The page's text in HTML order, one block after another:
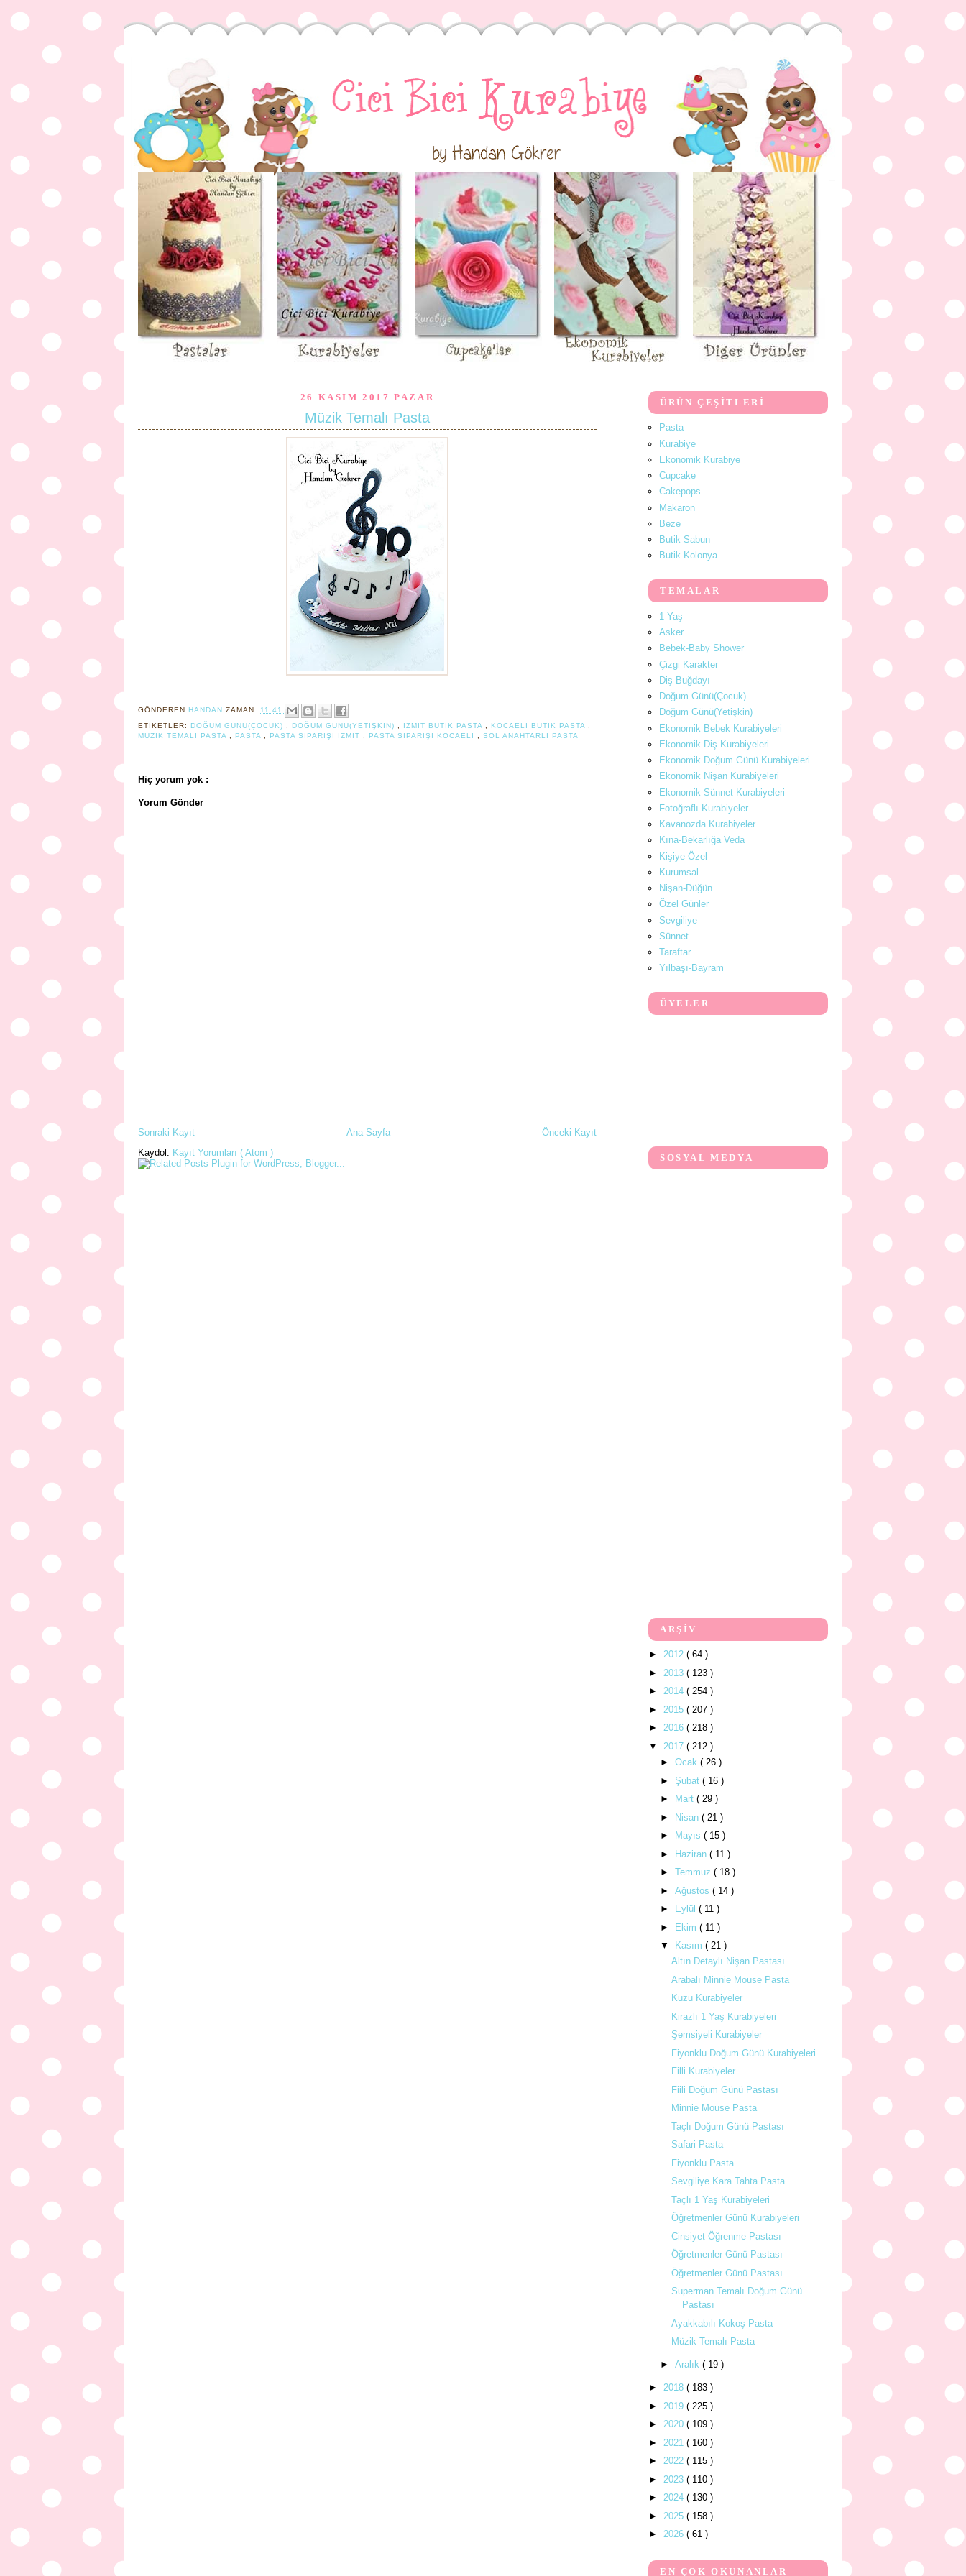
26 KASIM 2017 PAZAR
Müzik Temalı Pasta
GÖNDEREN HANDAN ZAMAN: 11:41
ETIKETLER: DOĞUM GÜNÜ(ÇOCUK) DOĞUM GÜNÜ(YETIŞKIN) IZMIT BUTIK PASTA KOCAELI BUTIK PASTA
MÜZIK TEMALI PASTA
PASTA PASTA SIPARIŞI IZMIT PASTA SIPARIŞI KOCAELI SOL ANAHTARLI PASTA
Hiç yorum yok :
Yorum Gönder
Sonraki Kayıt Önceki Kayıt
Ana Sayfa
Kaydol: Kayıt Yorumları ( Atom )
ÜRÜN ÇEŞİTLERİ
Pasta
Kurabiye
Ekonomik Kurabiye
Cupcake
Cakepops
Makaron
Beze
Butik Sabun
Butik Kolonya
TEMALAR
1 Yaş
Asker
Bebek-Baby Shower
Çizgi Karakter
Diş Buğdayı
Doğum Günü(Çocuk)
Doğum Günü(Yetişkin)
Ekonomik Bebek Kurabiyeleri
Ekonomik Diş Kurabiyeleri
Ekonomik Doğum Günü Kurabiyeleri
Ekonomik Nişan Kurabiyeleri
Ekonomik Sünnet Kurabiyeleri
Fotoğraflı Kurabiyeler
Kavanozda Kurabiyeler
Kına-Bekarlığa Veda
Kişiye Özel
Kurumsal
Nişan-Düğün
Özel Günler
Sevgiliye
Sünnet
Taraftar
Yılbaşı-Bayram
ÜYELER
SOSYAL MEDYA
ARŞİV
► 2012 ( 64 )
► 2013 ( 123 )
► 2014 ( 254 )
► 2015 ( 207 )
► 2016 ( 218 )
▼ 2017 ( 212 )
► Ocak ( 26 )
► Şubat ( 16 )
►
Mart ( 29 )
► Nisan ( 21 )
►
Mayıs ( 15 )
► Haziran ( 11 )
► Temmuz ( 18 )
► Ağustos ( 14 )
►
Eylül ( 11 )
► Ekim ( 11 )
▼
Kasım ( 21 )
Altın Detaylı Nişan Pastası
Arabalı Minnie Mouse Pasta
Kuzu Kurabiyeler
Kirazlı 1 Yaş Kurabiyeleri
Şemsiyeli Kurabiyeler
Fiyonklu Doğum Günü Kurabiyeleri
Filli Kurabiyeler
Fiili Doğum Günü Pastası
Minnie Mouse Pasta
Taçlı Doğum Günü Pastası
Safari Pasta
Fiyonklu Pasta
Sevgiliye Kara Tahta Pasta
Taçlı 1 Yaş Kurabiyeleri
Öğretmenler Günü Kurabiyeleri
Cinsiyet Öğrenme Pastası
Öğretmenler Günü Pastası
Öğretmenler Günü Pastası
Superman Temalı Doğum Günü
Pastası
Ayakkabılı Kokoş Pasta
Müzik Temalı Pasta
► Aralık ( 19 )
► 2018 ( 183 )
► 2019 ( 225 )
► 2020 ( 109 )
► 2021 ( 160 )
► 2022 ( 115 )
► 2023 ( 110 )
► 2024 ( 130 )
► 2025 ( 158 )
► 2026 ( 61 )
EN ÇOK OKUNANLAR